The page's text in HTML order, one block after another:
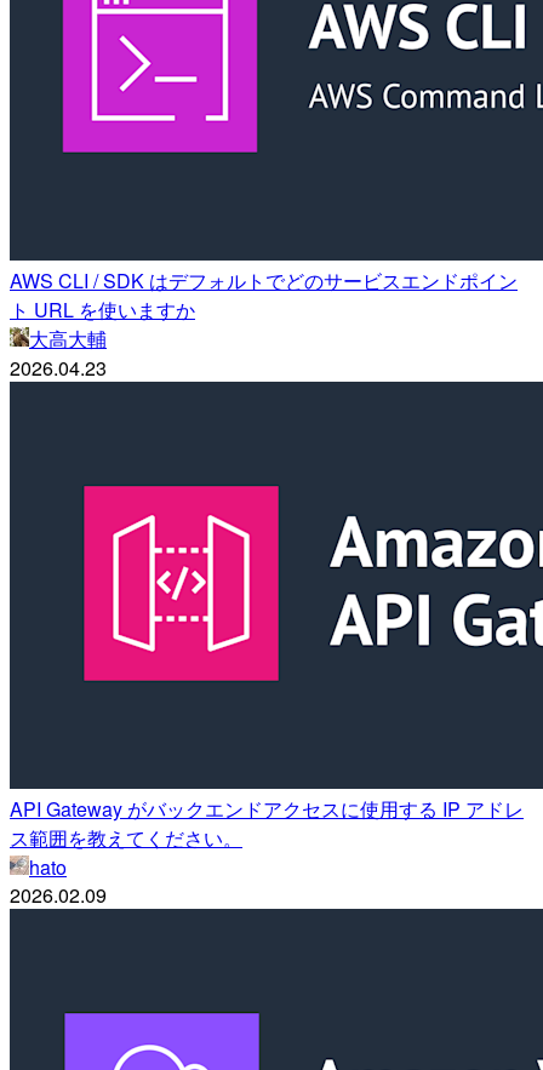
AWS CLI / SDK はデフォルトでどのサービスエンドポイン
ト URL を使いますか
大高大輔
2026.04.23
API Gateway がバックエンドアクセスに使用する IP アドレ
ス範囲を教えてください。
hato
2026.02.09